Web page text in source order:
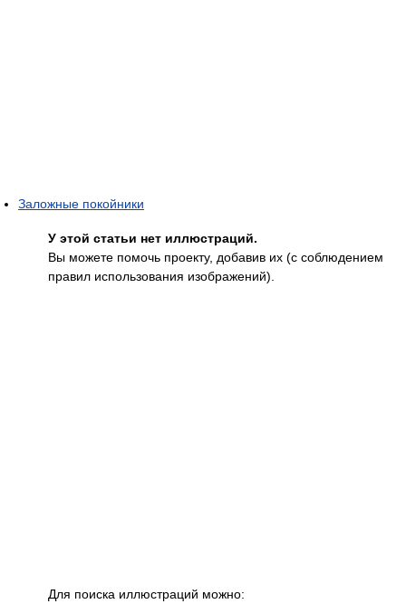
Заложные покойники
У этой статьи нет иллюстраций.
Вы можете помочь проекту, добавив их (с соблюдением
правил использования изображений).
Для поиска иллюстраций можно: